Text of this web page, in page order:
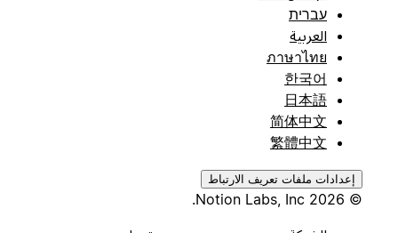
עברית
العربية
ภาษาไทย
한국어
日本語
简体中文
繁體中文
إعدادات ملفات تعريف الارتباط